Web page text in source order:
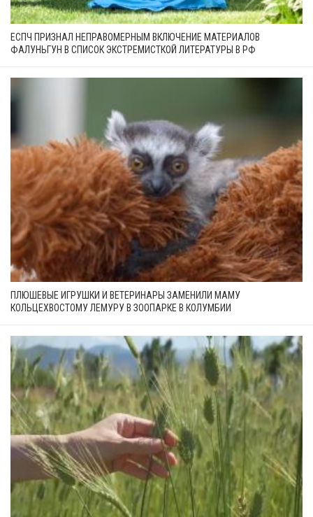
ЕСПЧ ПРИЗНАЛ НЕПРАВОМЕРНЫМ ВКЛЮЧЕНИЕ МАТЕРИАЛОВ
ФАЛУНЬГУН В СПИСОК ЭКСТРЕМИСТКОЙ ЛИТЕРАТУРЫ В РФ
ПЛЮШЕВЫЕ ИГРУШКИ И ВЕТЕРИНАРЫ ЗАМЕНИЛИ МАМУ
КОЛЬЦЕХВОСТОМУ ЛЕМУРУ В ЗООПАРКЕ В КОЛУМБИИ